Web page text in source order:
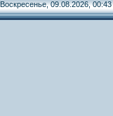
Воскресенье, 09.08.2026, 00:43